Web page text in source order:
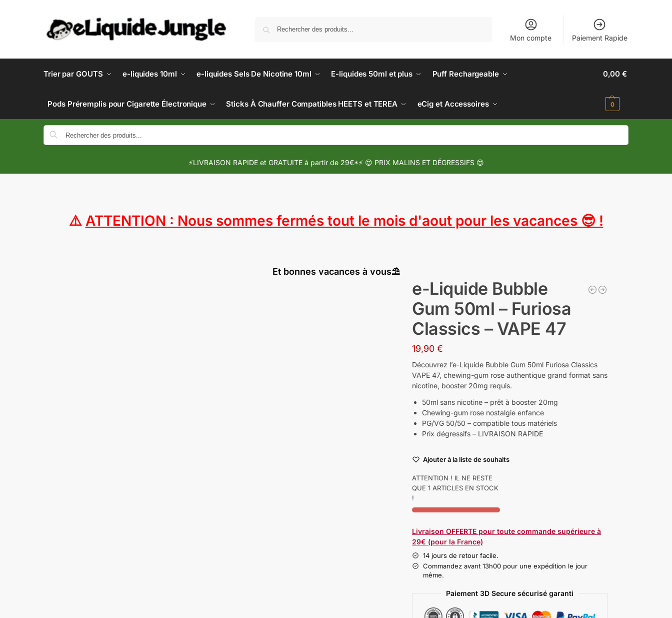
Mon compte Paiement Rapide
Trier par GOUTS e-liquides 10ml e-liquides Sels De Nicotine 10ml E-liquides 50ml et plus Puff Rechargeable
Pods Préremplis pour Cigarette Électronique Sticks À Chauffer Compatibles HEETS et TEREA eCig et Accessoires
0,00€
0
⚡LIVRAISON RAPIDE et GRATUITE à partir de 29€*⚡ 😍 PRIX MALINS ET DÉGRESSIFS 😍
⚠️ ATTENTION : Nous sommes fermés tout le mois d'aout pour les vacances 😎 !
Et bonnes vacances à vous⛱️
e-Liquide Bubble
Gum 50ml – Furiosa
Classics – VAPE 47
19,90€
Découvrez l’e-Liquide Bubble Gum 50ml Furiosa Classics
VAPE 47, chewing-gum rose authentique grand format sans
nicotine, booster 20mg requis.
50ml sans nicotine – prêt à booster 20mg
Chewing-gum rose nostalgie enfance
PG/VG 50/50 – compatible tous matériels
Prix dégressifs – LIVRAISON RAPIDE
Ajouter à la liste de souhaits
ATTENTION ! IL NE RESTE
QUE 1 ARTICLES EN STOCK
!
Livraison OFFERTE pour toute commande supérieure à
29€ (pour la France)
14 jours de retour facile.
Commandez avant 13h00 pour une expédition le jour
même.
Paiement 3D Secure sécurisé garanti